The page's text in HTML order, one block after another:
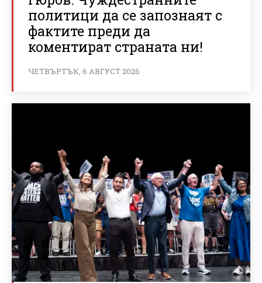
политици да се запознаят с
фактите преди да
коментират страната ни!
ЧЕТВЪРТЪК, 6 АВГУСТ 2026